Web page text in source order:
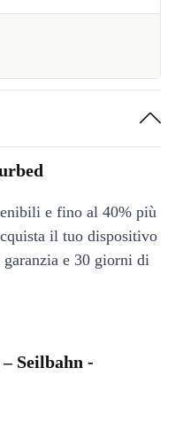
e fino al 40% più
il tuo dispositivo
e 30 giorni di
Seilbahn -